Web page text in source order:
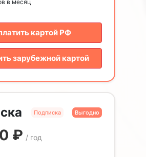
в месяц
картой РФ
зарубежной картой
Подписка Выгодно
₽ / год